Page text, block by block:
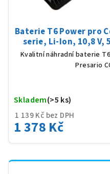
Baterie T6 Power pro
serie, Li-Ion, 10,8 V,
Kvalitní náhradní baterie
Presario
1 139 Kč bez DPH
1 378 Kč
Skladem(>5 ks)